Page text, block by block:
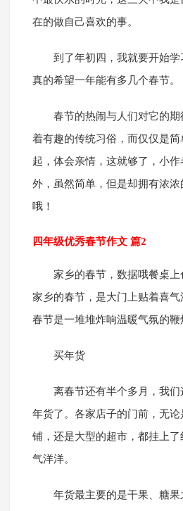
在的做自己喜欢的事。
到了年初四，我就要开始
真的希望一年能有多几个春节。
春节的热闹与人们对它的
着有趣的传统习俗，而仅仅是
起，体会亲情，这就够了，小
外，虽然简单，但是却拥有浓
哦！
四年级优秀春节作文 篇2
家乡的春节，数据哦餐桌上
家乡的春节，是大门上贴着喜
春节是一堆堆炸响温暖气氛的鞭
买年货
离春节还有半个多月，我
年货了。各家店子的门前，无
铺，还是大型的超市，都挂上
气洋洋。
年货最主要的是干果、糖果